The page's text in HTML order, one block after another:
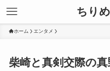
ちり
ホーム エンタメ
柴崎と真剣交際の